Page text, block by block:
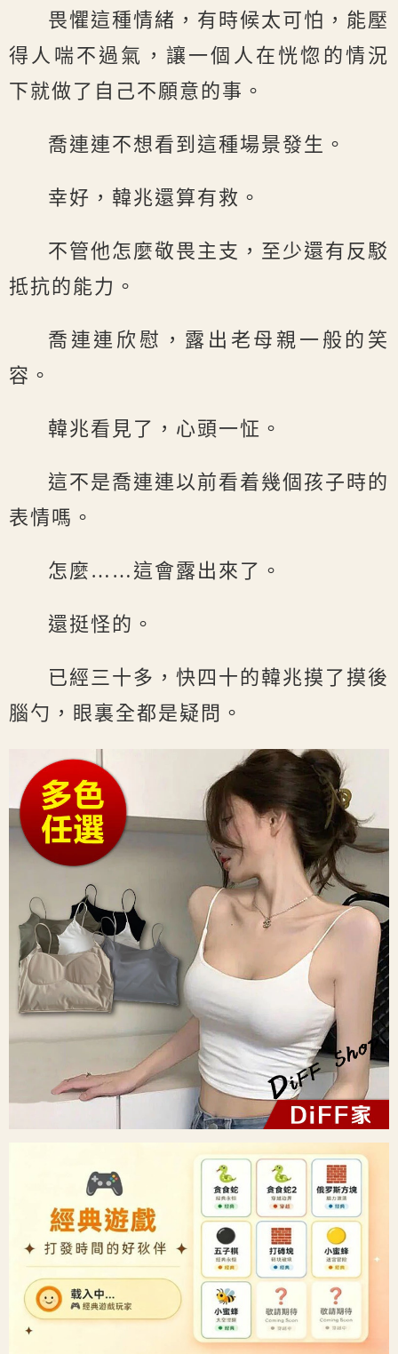
畏懼這種情緒，有時候太可怕，能壓
得人喘不過氣，讓一個人在恍惚的情況
下就做了自己不願意的事。
喬連連不想看到這種場景發生。
幸好，韓兆還算有救。
不管他怎麼敬畏主支，至少還有反駁
抵抗的能力。
喬連連欣慰，露出老母親一般的笑
容。
韓兆看見了，心頭一怔。
這不是喬連連以前看着幾個孩子時的
表情嗎。
怎麼……這會露出來了。
還挺怪的。
已經三十多，快四十的韓兆摸了摸後
腦勺，眼裏全都是疑問。